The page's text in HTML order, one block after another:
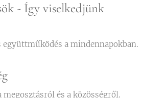
- Így viselkedjünk
együttműködés a mindennapokban.
megosztásról és a közösségről.